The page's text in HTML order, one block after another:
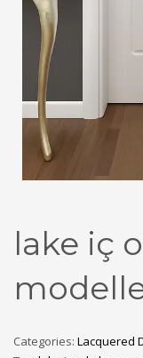
lake iç
Categories: Lacquered